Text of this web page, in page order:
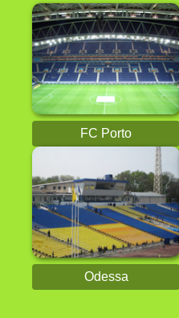
FC Porto
Odessa